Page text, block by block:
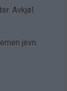
Avkjøl
jevn.